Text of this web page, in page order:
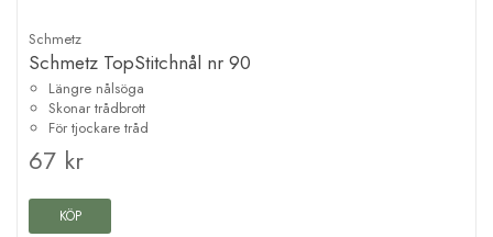
Schmetz
Schmetz TopStitchnål nr 90
Längre nålsöga
Skonar trådbrott
För tjockare tråd
67 kr
KÖP